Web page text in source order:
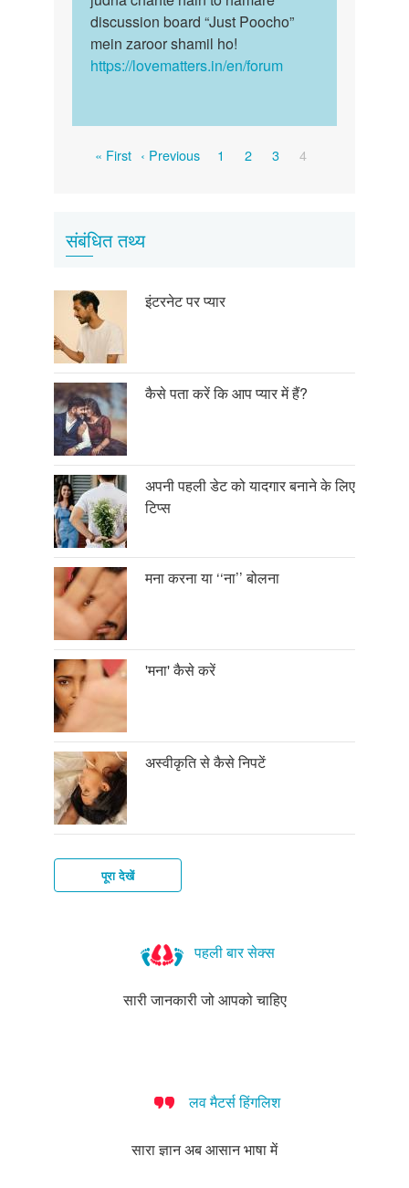
discussion board “Just Poocho”
mein zaroor shamil ho!
https://lovematters.in/en/forum
Pagination
First
« First Previous
‹ Previous Page
1 Page
2 Page
3
Current
4
संबंधित तथ्य
इंटरनेट पर प्यार
कैसे पता करें कि आप प्यार में हैं?
अपनी पहली डेट को यादगार बनाने के लिए
टिप्स
मना करना या ‘‘ना’’ बोलना
'मना' कैसे करें
अस्वीकृति से कैसे निपटें
पूरा देखें
पहली बार सेक्स
सारी जानकारी जो आपको चाहिए
लव मैटर्स हिंगलिश
सारा ज्ञान अब आसान भाषा में